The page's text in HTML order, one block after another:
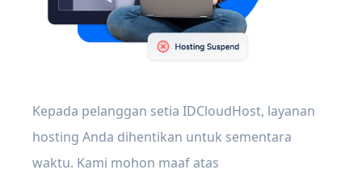
Kepada pelanggan setia IDCloudHost, layanan
hosting Anda dihentikan untuk sementara
waktu. Kami mohon maaf atas